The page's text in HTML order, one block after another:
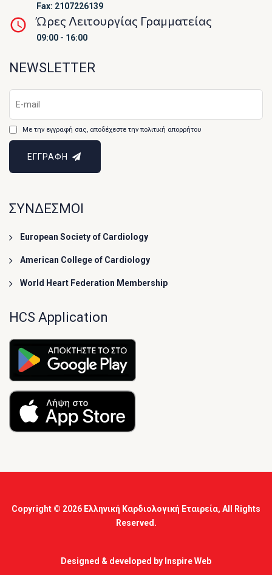
Fax: 2107226139
Ώρες Λειτουργίας Γραμματείας
09:00 - 16:00
NEWSLETTER
Με την εγγραφή σας, αποδέχεστε την πολιτική απορρήτου
ΕΓΓΡΑΦΗ
ΣΥΝΔΕΣΜΟΙ
European Society of Cardiology
American College of Cardiology
World Heart Federation Membership
HCS Application
Copyright © 2026 Ελληνική Καρδιολογική Εταιρεία, All Rights
Reserved.
Designed & developed by Inspire Web